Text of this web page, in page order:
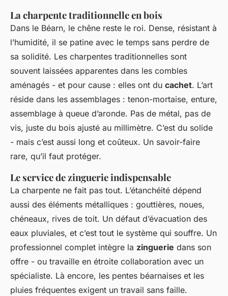
La charpente traditionnelle en bois
Dans le Béarn, le chêne reste le roi. Dense, résistant à
l’humidité, il se patine avec le temps sans perdre de
sa solidité. Les charpentes traditionnelles sont
souvent laissées apparentes dans les combles
aménagés - et pour cause : elles ont du cachet. L’art
réside dans les assemblages : tenon-mortaise, enture,
assemblage à queue d’aronde. Pas de métal, pas de
vis, juste du bois ajusté au millimètre. C’est du solide
- mais c’est aussi long et coûteux. Un savoir-faire
rare, qu’il faut protéger.
Le service de zinguerie indispensable
La charpente ne fait pas tout. L’étanchéité dépend
aussi des éléments métalliques : gouttières, noues,
chéneaux, rives de toit. Un défaut d’évacuation des
eaux pluviales, et c’est tout le système qui souffre. Un
professionnel complet intègre la zinguerie dans son
offre - ou travaille en étroite collaboration avec un
spécialiste. Là encore, les pentes béarnaises et les
pluies fréquentes exigent un travail sans faille.